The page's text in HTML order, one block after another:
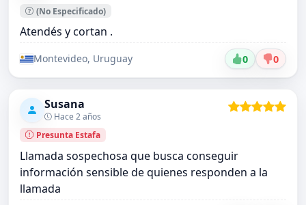
(No Especificado)
Atendés y cortan .
Montevideo, Uruguay 0 0
Susana
Hace 2 años
Presunta Estafa
Llamada sospechosa que busca conseguir
información sensible de quienes responden a la
llamada